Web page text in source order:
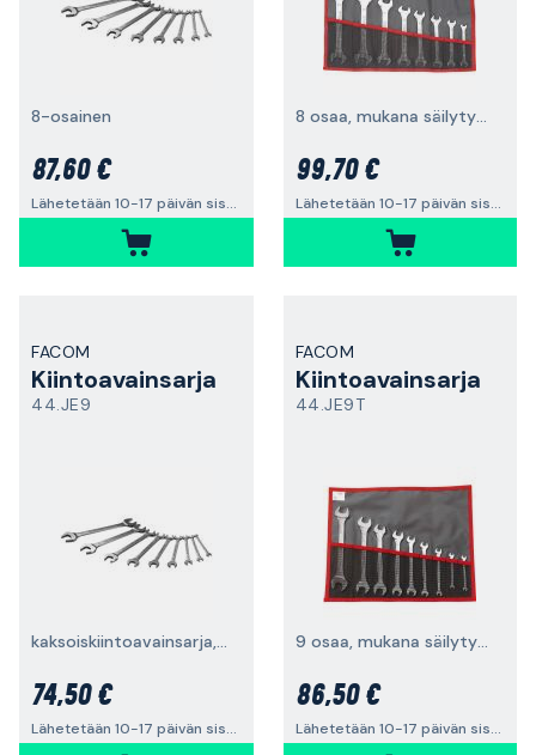
8-osainen
87,60 €
Lähetetään 10-17 päivän sisällä
8 osaa, mukana säilytyspakkaus
99,70 €
Lähetetään 10-17 päivän sisällä
FACOM
Kiintoavainsarja
44.JE9
kaksoiskiintoavainsarja, 9 osaa
74,50 €
Lähetetään 10-17 päivän sisällä
FACOM
Kiintoavainsarja
44.JE9T
9 osaa, mukana säilytyspakkaus
86,50 €
Lähetetään 10-17 päivän sisällä